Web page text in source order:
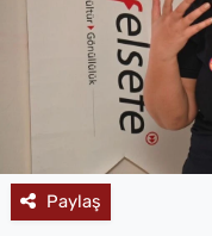
Paylaş